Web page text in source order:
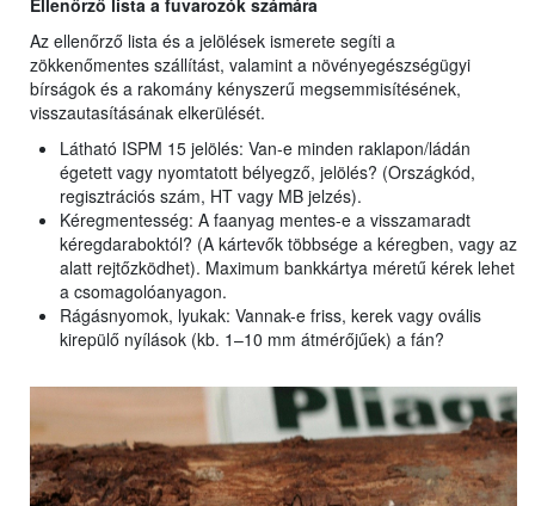
Ellenőrző lista a fuvarozók számára
Az ellenőrző lista és a jelölések ismerete segíti a
zökkenőmentes szállítást, valamint a növényegészségügyi
bírságok és a rakomány kényszerű megsemmisítésének,
visszautasításának elkerülését.
Látható ISPM 15 jelölés: Van-e minden raklapon/ládán
égetett vagy nyomtatott bélyegző, jelölés? (Országkód,
regisztrációs szám, HT vagy MB jelzés).
Kéregmentesség: A faanyag mentes-e a visszamaradt
kéregdaraboktól? (A kártevők többsége a kéregben, vagy az
alatt rejtőzködhet). Maximum bankkártya méretű kérek lehet
a csomagolóanyagon.
Rágásnyomok, lyukak: Vannak-e friss, kerek vagy ovális
kirepülő nyílások (kb. 1–10 mm átmérőjűek) a fán?